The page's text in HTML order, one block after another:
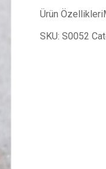
Ürün
SKU:S0052